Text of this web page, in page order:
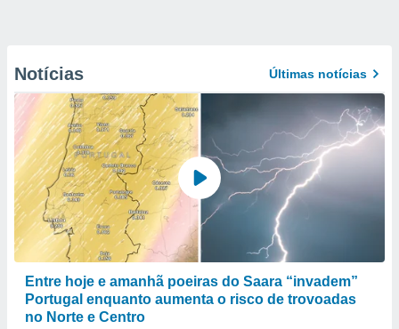
Notícias Últimas notícias
Entre hoje e amanhã poeiras do Saara “invadem”
Portugal enquanto aumenta o risco de trovoadas
no Norte e Centro